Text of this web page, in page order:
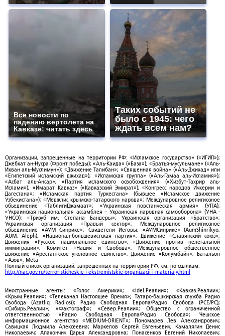
Все новости по
падению вертолета на
Кавказе: читать здесь
Таких событий не
было с 1945: чего
ждать всем нам?
Организации, запрещенные на территории РФ: «Исламское государство» («ИГИЛ»);
Джебхат ан-Нусра (Фронт победы); «Аль-Каида» («База»); «Братья-мусульмане» («Аль-
Ихван аль-Муслимун»); «Движение Талибан»; «Священная война» («Аль-Джихад» или
«Египетский исламский джихад»); «Исламская группа» («Аль-Гамаа аль-Исламия»);
«Асбат аль-Ансар»; «Партия исламского освобождения» («Хизбут-Тахрир аль-
Ислами»); «Имарат Кавказ» («Кавказский Эмират»); «Конгресс народов Ичкерии и
Дагестана»; «Исламская партия Туркестана» (бывшее «Исламское движение
Узбекистана»); «Меджлис крымско-татарского народа»; Международное религиозное
объединение «ТаблигиДжамаат»; «Украинская повстанческая армия» (УПА);
«Украинская национальная ассамблея – Украинская народная самооборона» (УНА -
УНСО); «Тризуб им. Степана Бандеры»; Украинская организация «Братство»;
Украинская организация «Правый сектор»; Международное религиозное
объединение «АУМ Синрике»; Свидетели Иеговы; «АУМСинрике» (AumShinrikyo,
AUM, Aleph); «Национал-большевистская партия»; Движение «Славянский союз»;
Движения «Русское национальное единство»; «Движение против нелегальной
иммиграции»; Комитет «Нация и Свобода»; Международное общественное
движение «Арестантское уголовное единство»; Движение «Колумбайн»; Батальон
«Азов»; Meta
Полный список организаций, запрещенных на территории РФ, см. по ссылкам:
http://nac.gov.ru/terroristicheskie-i-ekstremistskie-organizacii-i-materialy.html
Иностранные агенты: «Голос Америки»; «Idel.Реалии»; «Кавказ.Реалии»;
«Крым.Реалии»; «Телеканал Настоящее Время»; Татаро-башкирская служба Радио
Свобода (Azatliq Radiosi); Радио Свободная Европа/Радио Свобода (PCE/PC);
«Сибирь.Реалии»; «Фактограф»; «Север.Реалии»; Общество с ограниченной
ответственностью «Радио Свободная Европа/Радио Свобода»; Чешское
информационное агентство «MEDIUM-ORIENT»; Пономарев Лев Александрович;
Савицкая Людмила Алексеевна; Маркелов Сергей Евгеньевич; Камалягин Денис
Николаевич; Апахончич Дарья Александровна; Понасенков Евгений Николаевич;